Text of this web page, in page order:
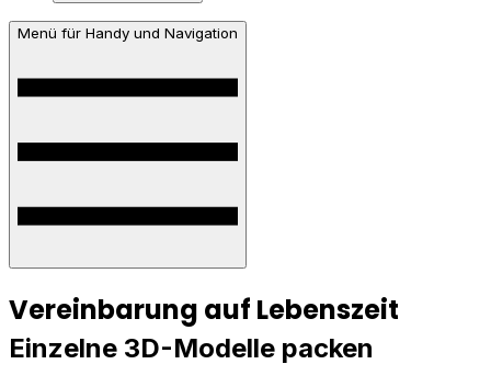
Menü für Handy und Navigation
Vereinbarung auf Lebenszeit
Einzelne 3D-Modelle packen